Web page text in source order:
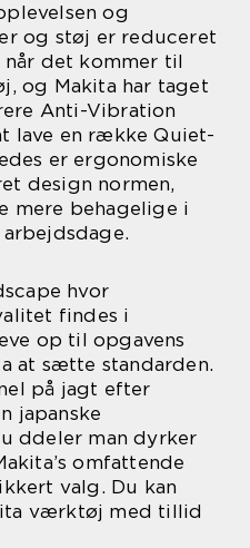
og
og støj er reduceret
det kommer til
og Makita har taget
Anti-Vibration
lave en række Quiet-
er ergonomiske
design normen,
mere behagelige i
hvor
findes i
op til opgavens
at sætte standarden.
på jagt efter
japanske
ddeler man dyrker
omfattende
valg. Du kan
værktøj med tillid